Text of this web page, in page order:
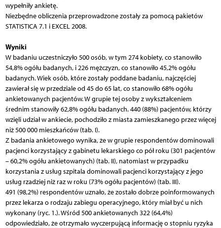
wypełniły ankietę.
Niezbędne obliczenia przeprowadzone zostały za pomocą pakietów
STATISTICA 7.1 i EXCEL 2008.
Wyniki
W badaniu uczestniczyło 500 osób, w tym 274 kobiety, co stanowiło
54,8% ogółu badanych, i 226 mężczyzn, co stanowiło 45,2% ogółu
badanych. Wiek osób, które zostały poddane badaniu, najczęściej
zawierał się w przedziale od 45 do 65 lat, co stanowiło 68% ogółu
ankietowanych pacjentów. W grupie tej osoby z wykształceniem
średnim stanowiły 62,8% ogółu badanych. 440 (88%) pacjentów, którzy
wzięli udział w ankiecie, pochodziło z miasta zamieszkanego przez więcej
niż 500 000 mieszkańców (tab. I).
Z badania ankietowego wynika, że w grupie respondentów dominowali
pacjenci korzystający z gabinetu lekarskiego co pół roku (301 pacjentów
– 60,2% ogółu ankietowanych) (tab. II), natomiast w przypadku
korzystania z usług szpitala dominowali pacjenci korzystający z jego
usług rzadziej niż raz w roku (73% ogółu pacjentów) (tab. III).
491 (98,2%) respondentów uznało, że zostało dobrze poinformowanych
przez lekarza o rodzaju zabiegu operacyjnego, który miał być u nich
wykonany (ryc. 1.). Wśród 500 ankietowanych 322 (64,4%)
odpowiedziało, że otrzymało wyczerpującą informację o stopniu ryzyka